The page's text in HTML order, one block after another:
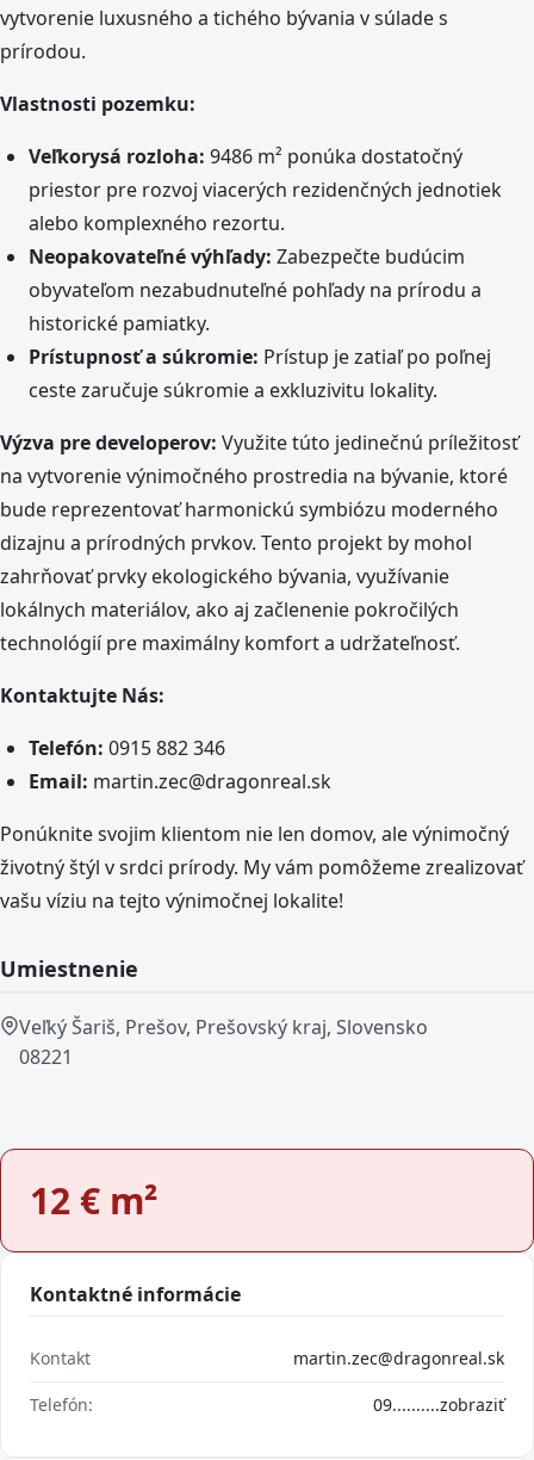
vytvorenie luxusného a tichého bývania v súlade s
prírodou.
Vlastnosti pozemku:
Veľkorysá rozloha: 9486 m² ponúka dostatočný
priestor pre rozvoj viacerých rezidenčných jednotiek
alebo komplexného rezortu.
Neopakovateľné výhľady: Zabezpečte budúcim
obyvateľom nezabudnuteľné pohľady na prírodu a
historické pamiatky.
Prístupnosť a súkromie: Prístup je zatiaľ po poľnej
ceste zaručuje súkromie a exkluzivitu lokality.
Výzva pre developerov: Využite túto jedinečnú príležitosť
na vytvorenie výnimočného prostredia na bývanie, ktoré
bude reprezentovať harmonickú symbiózu moderného
dizajnu a prírodných prvkov. Tento projekt by mohol
zahrňovať prvky ekologického bývania, využívanie
lokálnych materiálov, ako aj začlenenie pokročilých
technológií pre maximálny komfort a udržateľnosť.
Kontaktujte Nás:
Telefón: 0915 882 346
Email: martin.zec@dragonreal.sk
Ponúknite svojim klientom nie len domov, ale výnimočný
životný štýl v srdci prírody. My vám pomôžeme zrealizovať
vašu víziu na tejto výnimočnej lokalite!
Umiestnenie
Veľký Šariš, Prešov, Prešovský kraj, Slovensko
08221
12 € m²
Kontaktné informácie
Kontakt martin.zec@dragonreal.sk
Telefón: 09..........zobraziť